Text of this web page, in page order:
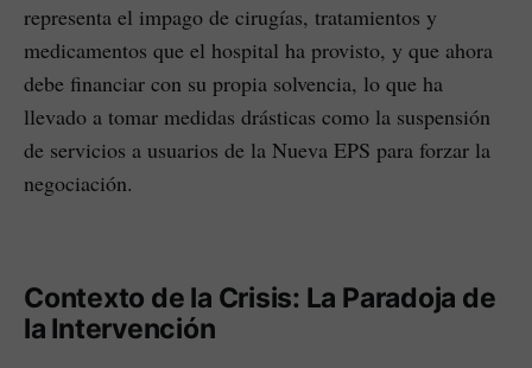
representa el impago de cirugías, tratamientos y
medicamentos que el hospital ha provisto, y que ahora
debe financiar con su propia solvencia, lo que ha
llevado a tomar medidas drásticas como la suspensión
de servicios a usuarios de la Nueva EPS para forzar la
negociación.
Contexto de la Crisis: La Paradoja de
la Intervención